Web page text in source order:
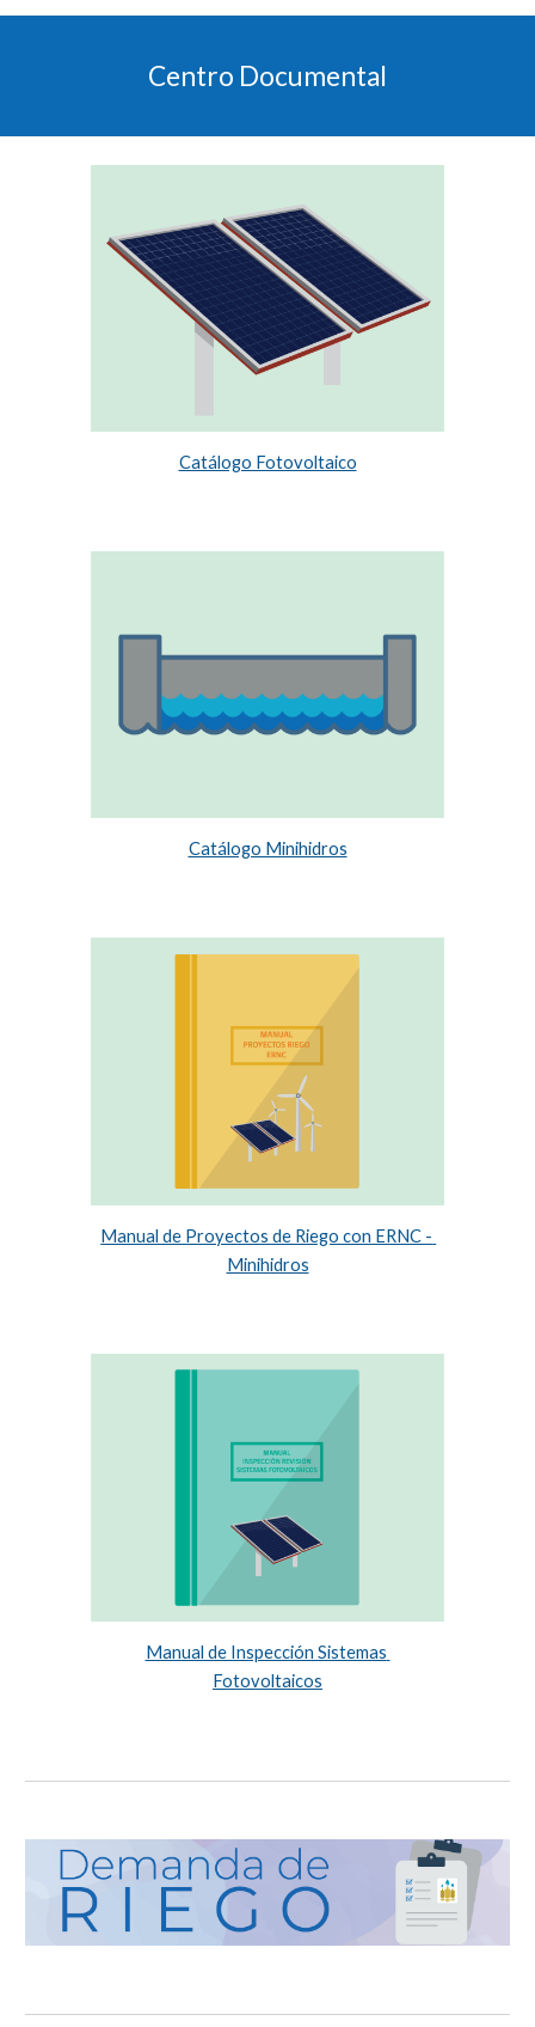
Centro Documental
Catálogo Fotovoltaico
Catálogo Minihidros
Manual de Proyectos de Riego con ERNC -
Minihidros
Manual de Inspección Sistemas
Fotovoltaicos